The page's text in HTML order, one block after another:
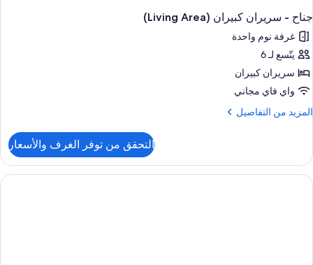
جناح - سريران كبيران (Living Area)
غرفة نوم واحدة
يتّسع لـ 6
سريران كبيران
واي فاي مجاني
المزيد من التفاصيل
المزيد
جناح
سريران
التحقق من توفر الغرف والأسعار